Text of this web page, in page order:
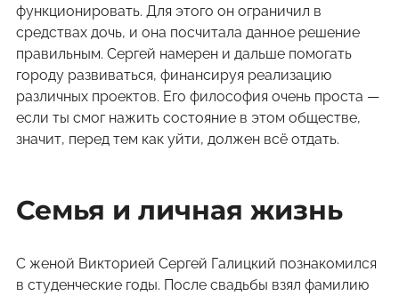
функционировать. Для этого он ограничил в
средствах дочь, и она посчитала данное решение
правильным. Сергей намерен и дальше помогать
городу развиваться, финансируя реализацию
различных проектов. Его философия очень проста —
если ты смог нажить состояние в этом обществе,
значит, перед тем как уйти, должен всё отдать.
Семья и личная жизнь
С женой Викторией Сергей Галицкий познакомился
в студенческие годы. После свадьбы взял фамилию